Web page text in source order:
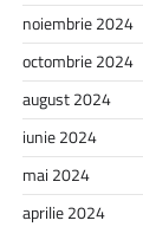
noiembrie 2024
octombrie 2024
august 2024
iunie 2024
mai 2024
aprilie 2024